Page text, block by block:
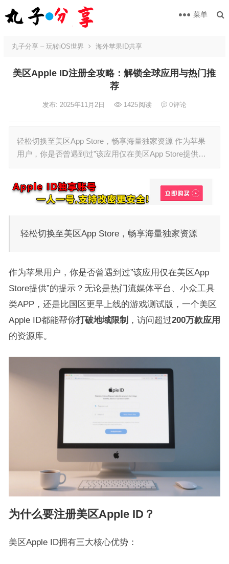
菜单
丸子分享 – 玩转iOS世界 海外苹果ID共享
美区Apple ID注册全攻略：解锁全球应用与热门推
荐
发布: 2025年11月2日 1425阅读 0评论
轻松切换至美区App Store，畅享海量独家资源 作为苹果
用户，你是否曾遇到过”该应用仅在美区App Store提供…
轻松切换至美区App Store，畅享海量独家资源
作为苹果用户，你是否曾遇到过”该应用仅在美区App
Store提供”的提示？无论是热门流媒体平台、小众工具
类APP，还是比国区更早上线的游戏测试版，一个美区
Apple ID都能帮你打破地域限制 ，访问超过200万款应用
的资源库。
为什么要注册美区Apple ID？
美区Apple ID拥有三大核心优势：